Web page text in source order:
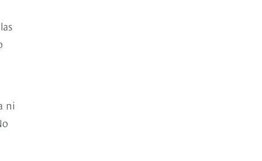
ni